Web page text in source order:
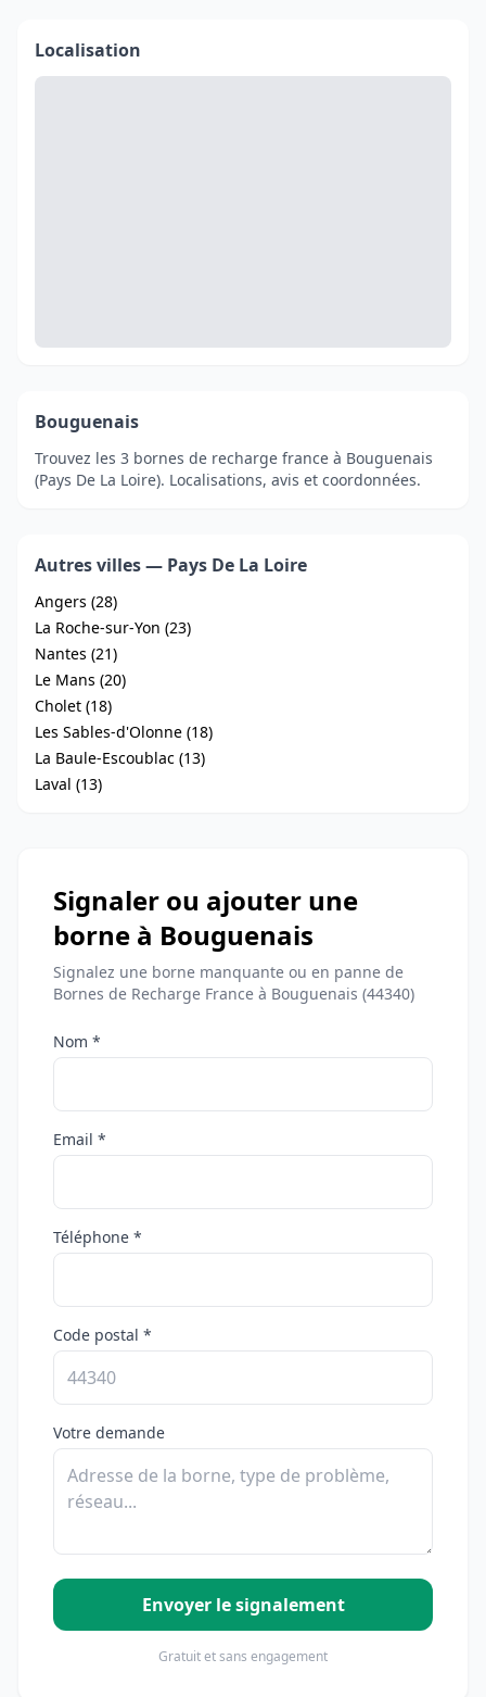
Localisation
Bouguenais
Trouvez les 3 bornes de recharge france à Bouguenais
(Pays De La Loire). Localisations, avis et coordonnées.
Autres villes — Pays De La Loire
Angers (28)
La Roche-sur-Yon (23)
Nantes (21)
Le Mans (20)
Cholet (18)
Les Sables-d'Olonne (18)
La Baule-Escoublac (13)
Laval (13)
Signaler ou ajouter une
borne à Bouguenais
Signalez une borne manquante ou en panne de
Bornes de Recharge France à Bouguenais (44340)
Nom *
Email *
Téléphone *
Code postal *
Votre demande
Envoyer le signalement
Gratuit et sans engagement